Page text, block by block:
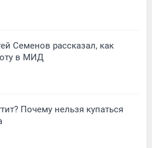
Семенов рассказал, как
в МИД
Почему нельзя купаться